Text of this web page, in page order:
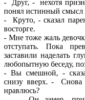
- Друг, - нехотя
понял истинный смысл
- Круто, - сказал
восторге.
- Мне тоже жаль
отступать. Пока
заставили наделать
любопытную беседу,
- Вы смешной, - сказал
снизу вверх. - Снова
нравлюсь?